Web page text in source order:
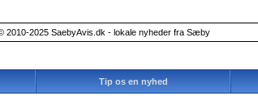
2010-2025 SaebyAvis.dk - lokale nyheder fra Sæby
Tip os en nyhed